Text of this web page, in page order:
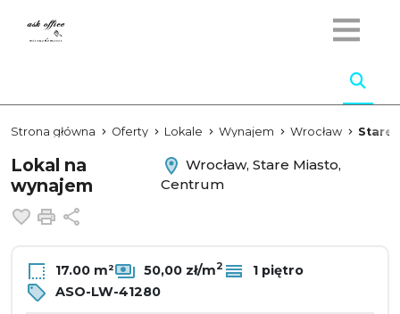
Strona główna Oferty Lokale Wynajem Wrocław Stare
Lokal na
wynajem
Wrocław, Stare Miasto,
Centrum
Dodaj do ulubionych
Drukuj
17.00 m² 50,00 zł/m2
1 piętro
ASO-LW-41280